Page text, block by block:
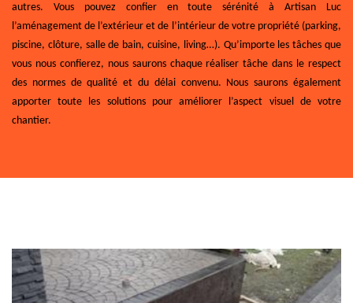
autres. Vous pouvez confier en toute sérénité à Artisan Luc
l’aménagement de l’extérieur et de l’intérieur de votre propriété (parking,
piscine, clôture, salle de bain, cuisine, living…). Qu’importe les tâches que
vous nous confierez, nous saurons chaque réaliser tâche dans le respect
des normes de qualité et du délai convenu. Nous saurons également
apporter toute les solutions pour améliorer l’aspect visuel de votre
chantier.